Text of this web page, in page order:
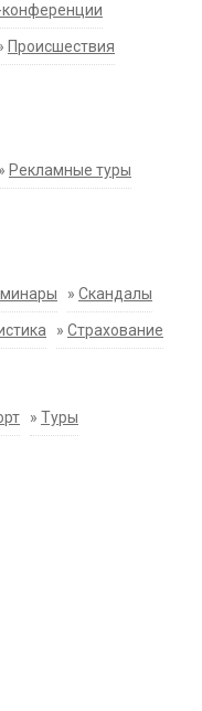
конференции
Происшествия
» Рекламные туры
» Скандалы
» Страхование
» Туры